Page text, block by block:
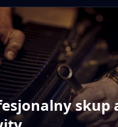
skup